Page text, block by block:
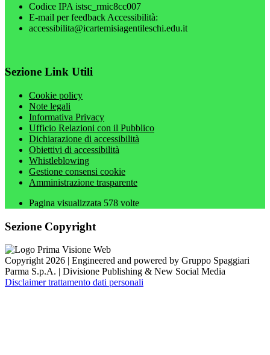
Codice IPA istsc_rmic8cc007
E-mail per feedback Accessibilità:
accessibilita@icartemisiagentileschi.edu.it
Sezione Link Utili
Cookie policy
Note legali
Informativa Privacy
Ufficio Relazioni con il Pubblico
Dichiarazione di accessibilità
Obiettivi di accessibilità
Whistleblowing
Gestione consensi cookie
Amministrazione trasparente
Pagina visualizzata 578 volte
Sezione Copyright
Copyright 2026 | Engineered and powered by Gruppo Spaggiari
Parma S.p.A. | Divisione Publishing & New Social Media
Disclaimer trattamento dati personali